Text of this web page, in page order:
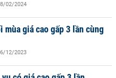
02/2024
mùa giá cao gấp 3 lần cùng
12/2023